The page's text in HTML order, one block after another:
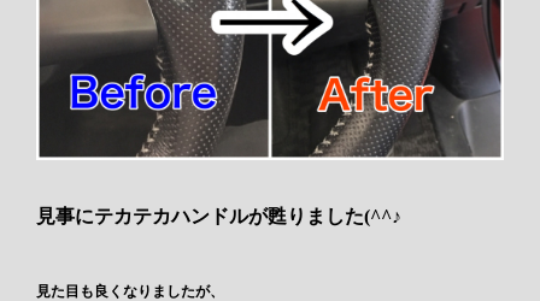
見事にテカテカハンドルが甦りました(^^♪
見た目も良くなりましたが、